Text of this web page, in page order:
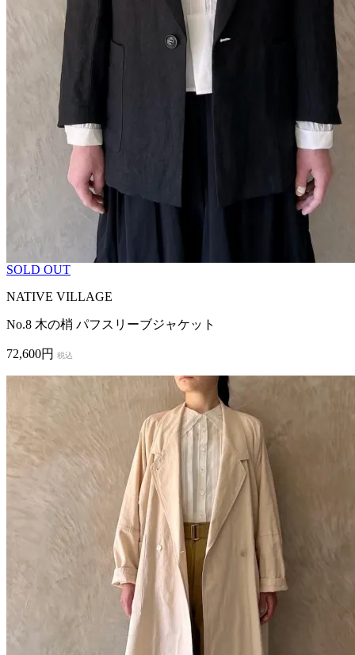
SOLD OUT
NATIVE VILLAGE
No.8 木の梢 パフスリーブジャケット
72,600円 税込